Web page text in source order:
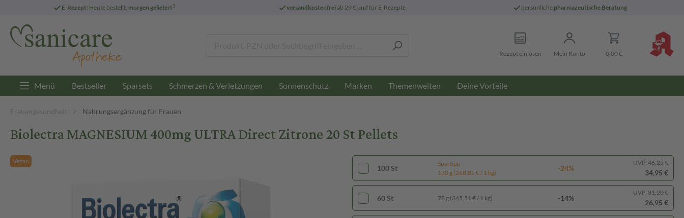
E-Rezept: Heute bestellt, morgen geliefert3 versandkostenfreiab 29 € und für E-Rezepte persönliche pharmazeutische Beratung
Rezept einlösen Mein Konto 0,00 €
Menü Bestseller Sparsets Schmerzen & Verletzungen Sonnenschutz Marken Themenwelten Deine Vorteile
Frauengesundheit Nahrungsergänzung für Frauen
Biolectra MAGNESIUM 400mg ULTRA Direct Zitrone 20 St Pellets
Vegan
100 St
Spartipp
130 g (268,85 € / 1 kg)
-24%
UVP: 46,25 €
34,95 €
60 St 78 g (345,51 € / 1 kg) -14%
UVP: 31,20 €
26,95 €